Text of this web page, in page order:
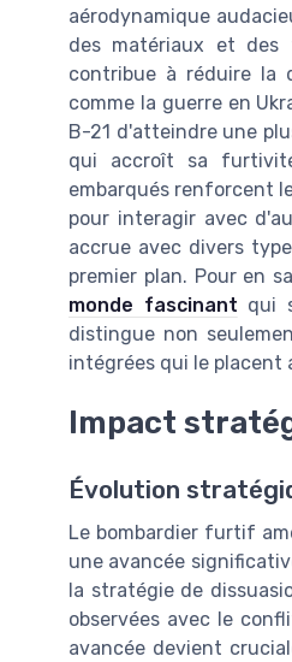
aérodynamique
des matériaux et des
contribue à réduire la
comme la guerre en
B-21 d'atteindre une
qui accroît sa
embarqués renforcent
pour interagir avec
accrue avec divers
premier plan. Pour en
monde fascinant qui
distingue non
intégrées qui le
Impact
Évolution
Le bombardier furtif
une avancée
la stratégie de
observées avec le
avancée devient